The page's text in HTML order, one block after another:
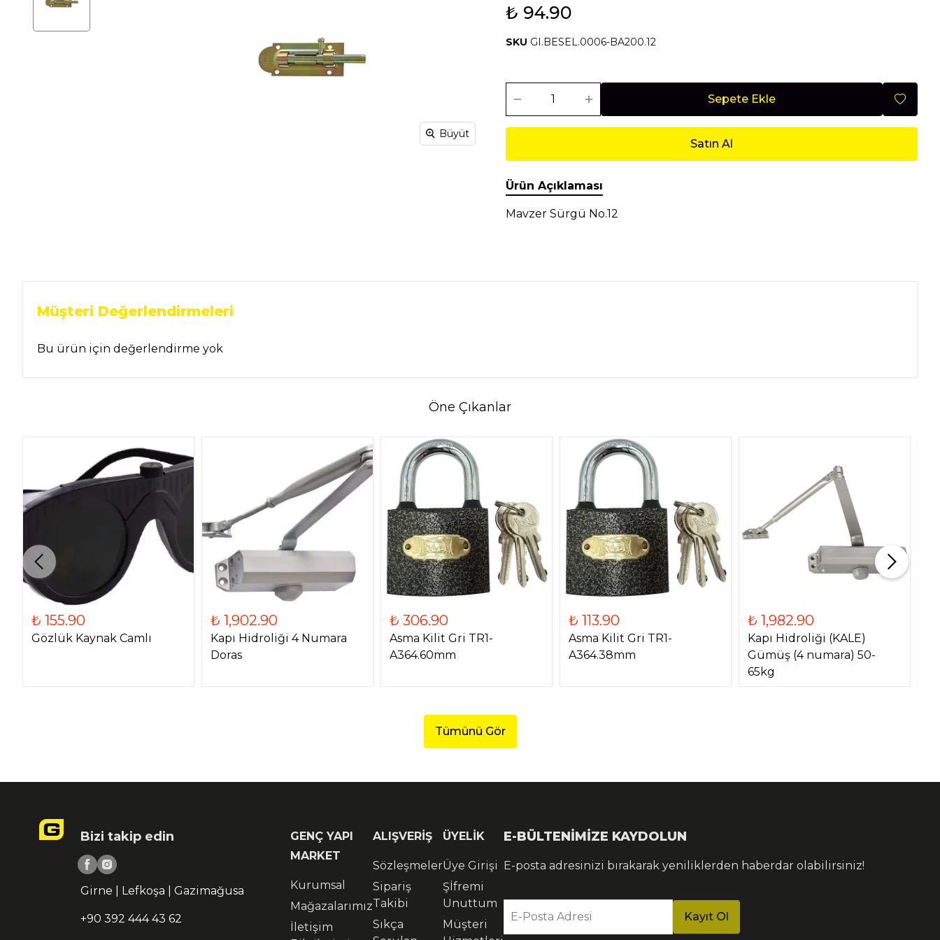
Ev Gereçleri
Malzemeleri
Isıtma Soğutma Makineler Mobilya
Tesisat
Malzemeleri
Büyüt
₺ 94.90
SKU GI.BESEL.0006-BA200.12
Sepete Ekle
Satın Al
Ürün Açıklaması
Mavzer Sürgü No.12
Müşteri Değerlendirmeleri
Bu ürün için değerlendirme yok
Öne Çıkanlar
₺ 155.90
Gözlük Kaynak Camlı
₺ 1,902.90
Kapı Hidroliği 4 Numara
Doras
₺ 306.90
Asma Kilit Gri TR1-
A364.60mm
₺ 113.90
Asma Kilit Gri TR1-
A364.38mm
₺ 1,982.90
Kapı Hidroliği (KALE)
Gümüş (4 numara) 50-
65kg
Tümünü Gör
Bizi takip edin
Girne | Lefkoşa | Gazimağusa
+90 392 444 43 62
GENÇ YAPI
MARKET
Kurumsal
Mağazalarımız
İletişim
ALIŞVERİŞ
Sözleşmeler
Sipariş
Takibi
Sıkça
ÜYELİK
Üye Girişi
Şİfremi
Unuttum
Müşteri
E-BÜLTENİMİZE KAYDOLUN
E-posta adresinizi bırakarak yeniliklerden haberdar olabilirsiniz!
E-Posta Adresi Kayıt Ol